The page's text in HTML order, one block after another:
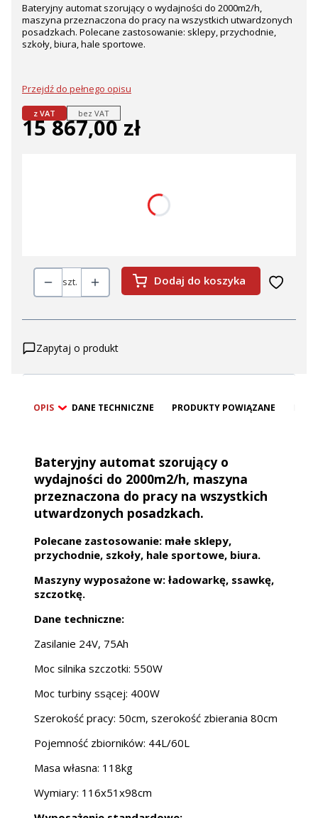
Bateryjny automat szorujący o wydajności do 2000m2/h,
maszyna przeznaczona do pracy na wszystkich utwardzonych
posadzkach. Polecane zastosowanie: sklepy, przychodnie,
szkoły, biura, hale sportowe.
Przejdź do pełnego opisu
z VAT bez VAT
Cena
15 867,00 zł
szt. Dodaj do koszyka
Zapytaj o produkt
OPIS DANE TECHNICZNE PRODUKTY POWIĄZANE
Bateryjny automat szorujący o
wydajności do 2000m2/h, maszyna
przeznaczona do pracy na wszystkich
utwardzonych posadzkach.
Polecane zastosowanie: małe sklepy,
przychodnie, szkoły, hale sportowe, biura.
Maszyny wyposażone w: ładowarkę, ssawkę,
szczotkę.
Dane techniczne:
Zasilanie 24V, 75Ah
Moc silnika szczotki: 550W
Moc turbiny ssącej: 400W
Szerokość pracy: 50cm, szerokość zbierania 80cm
Pojemność zbiorników: 44L/60L
Masa własna: 118kg
Wymiary: 116x51x98cm